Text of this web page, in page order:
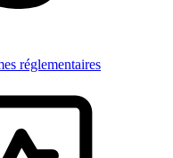
réglementaires